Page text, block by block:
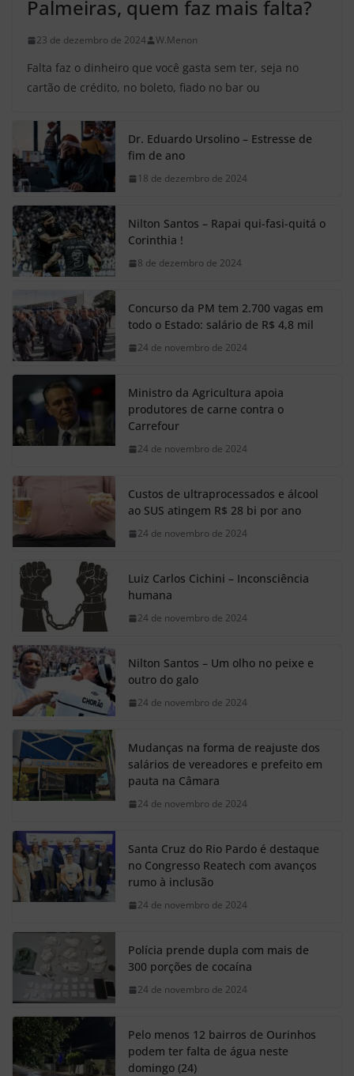
Palmeiras, quem faz mais falta?
23 de dezembro de 2024 W.Menon
Falta faz o dinheiro que você gasta sem ter, seja no
cartão de crédito, no boleto, fiado no bar ou
Dr. Eduardo Ursolino – Estresse de
fim de ano
18 de dezembro de 2024
Nilton Santos – Rapai qui-fasi-quitá o
Corinthia !
8 de dezembro de 2024
Concurso da PM tem 2.700 vagas em
todo o Estado: salário de R$ 4,8 mil
24 de novembro de 2024
Ministro da Agricultura apoia
produtores de carne contra o
Carrefour
24 de novembro de 2024
Custos de ultraprocessados e álcool
ao SUS atingem R$ 28 bi por ano
24 de novembro de 2024
Luiz Carlos Cichini – Inconsciência
humana
24 de novembro de 2024
Nilton Santos – Um olho no peixe e
outro do galo
24 de novembro de 2024
Mudanças na forma de reajuste dos
salários de vereadores e prefeito em
pauta na Câmara
24 de novembro de 2024
Santa Cruz do Rio Pardo é destaque
no Congresso Reatech com avanços
rumo à inclusão
24 de novembro de 2024
Polícia prende dupla com mais de
300 porções de cocaína
24 de novembro de 2024
Pelo menos 12 bairros de Ourinhos
podem ter falta de água neste
domingo (24)